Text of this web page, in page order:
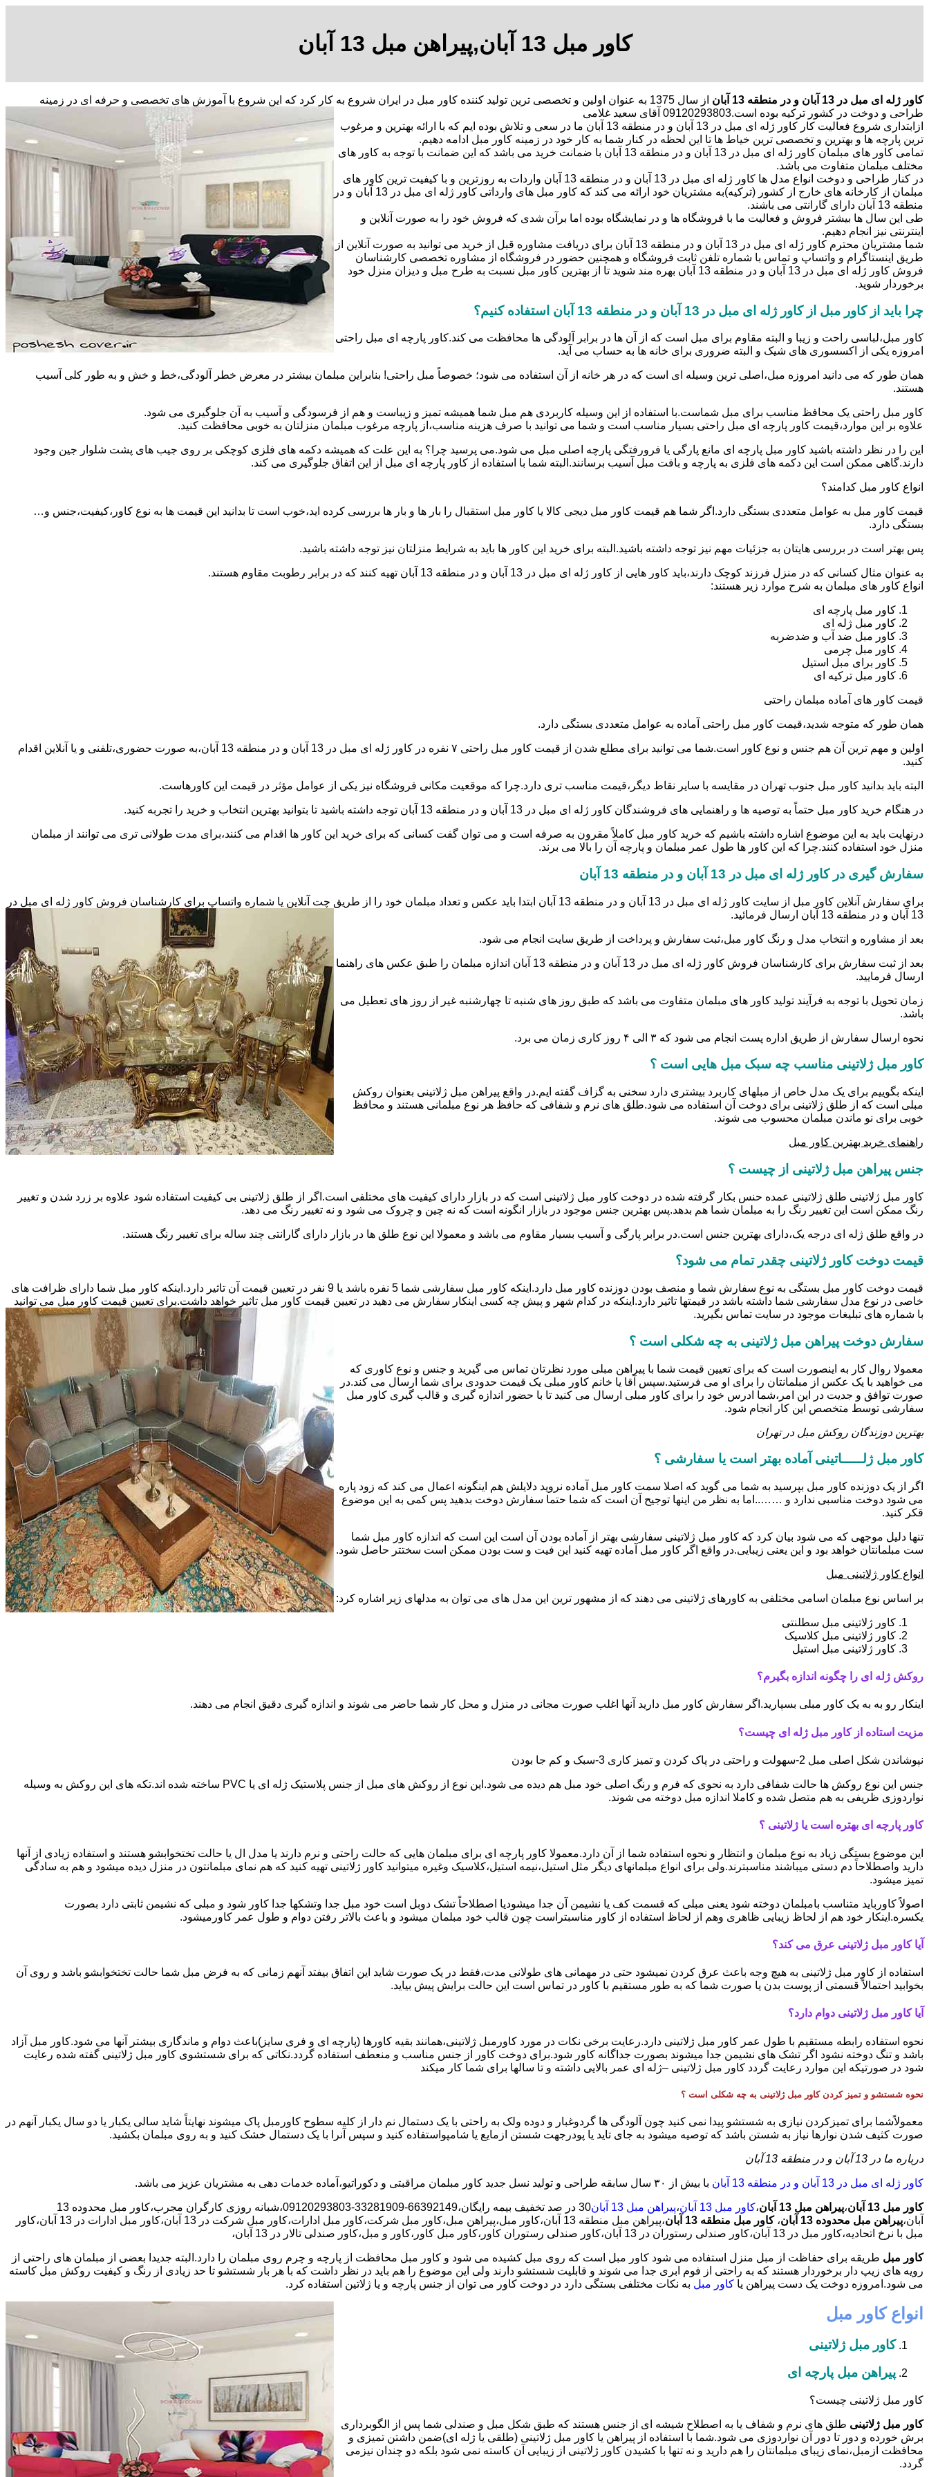
کاور مبل 13 آبان,پیراهن مبل 13 آبان
کاور ژله ای مبل در 13 آبان و در منطقه 13 آبان
از سال 1375 به عنوان اولین و تخصصی ترین تولید کننده کاور مبل در ایران شروع به کار کرد که این شروع با آموزش های تخصصی و حرفه ای در زمینه
طراحی و دوخت در کشور ترکیه بوده است.09120293803 آقای سعید غلامی
ازابتداری شروع فعالیت کار کاور ژله ای مبل در 13 آبان و در منطقه 13 آبان ما در سعی و تلاش بوده ایم که با ارائه بهترین و مرغوب
ترین پارچه ها و بهترین و تخصصی ترین خیاط ها تا این لحظه در کنار شما به کار خود در زمینه کاور مبل ادامه دهیم.
تمامی کاور های مبلمان کاور ژله ای مبل در 13 آبان و در منطقه 13 آبان با ضمانت خرید می باشد که این ضمانت با توجه به کاور های
مختلف مبلمان متفاوت می باشد.
در کنار طراحی و دوخت انواع مدل ها کاور ژله ای مبل در 13 آبان و در منطقه 13 آبان واردات به روزترین و با کیفیت ترین کاور های
مبلمان از کارخانه های خارج از کشور (ترکیه)به مشتریان خود ارائه می کند که کاور مبل های وارداتی کاور ژله ای مبل در 13 آبان و در
منطقه 13 آبان دارای گارانتی می باشند.
طی این سال ها بیشتر فروش و فعالیت ما با فروشگاه ها و در نمایشگاه بوده اما برآن شدی که فروش خود را به صورت آنلاین و
اینترنتی نیز انجام دهیم.
شما مشتریان محترم کاور ژله ای مبل در 13 آبان و در منطقه 13 آبان برای دریافت مشاوره قبل از خرید می توانید به صورت آنلاین از
طریق اینستاگرام و واتساپ و تماس با شماره تلفن ثابت فروشگاه و همچنین حضور در فروشگاه از مشاوره تخصصی کارشناسان
فروش کاور ژله ای مبل در 13 آبان و در منطقه 13 آبان بهره مند شوید تا از بهترین کاور مبل نسبت به طرح مبل و دیزان منزل خود
برخوردار شوید.
چرا باید از کاور مبل از کاور ژله ای مبل در 13 آبان و در منطقه 13 آبان استفاده کنیم؟
کاور مبل،لباسی راحت و زیبا و البته مقاوم برای مبل است که از آن ها در برابر آلودگی ها محافظت می کند.کاور پارچه ای مبل راحتی
امروزه یکی از اکسسوری های شیک و البته ضروری برای خانه ها به حساب می آید.
همان طور که می دانید امروزه مبل،اصلی ترین وسیله ای است که در هر خانه از آن استفاده می شود؛ خصوصاً مبل راحتی! بنابراین مبلمان بیشتر در معرض خطر آلودگی،خط و خش و به طور کلی آسیب
هستند.
کاور مبل راحتی یک محافظ مناسب برای مبل شماست.با استفاده از این وسیله کاربردی هم مبل شما همیشه تمیز و زیباست و هم از فرسودگی و آسیب به آن جلوگیری می شود.
علاوه بر این موارد،قیمت کاور پارچه ای مبل راحتی بسیار مناسب است و شما می توانید با صرف هزینه مناسب،از پارچه مرغوب مبلمان منزلتان به خوبی محافظت کنید.
این را در نظر داشته باشید کاور مبل پارچه ای مانع پارگی یا فرورفتگی پارچه اصلی مبل می شود.می پرسید چرا؟ به این علت که همیشه دکمه های فلزی کوچکی بر روی جیب های پشت شلوار جین وجود
دارند.گاهی ممکن است این دکمه های فلزی به پارچه و بافت مبل آسیب برسانند.البته شما با استفاده از کاور پارچه ای مبل از این اتفاق جلوگیری می کند.
انواع کاور مبل کدامند؟
قیمت کاور مبل به عوامل متعددی بستگی دارد.اگر شما هم قیمت کاور مبل دیجی کالا یا کاور مبل استقبال را بار ها و بار ها بررسی کرده اید،خوب است تا بدانید این قیمت ها به نوع کاور،کیفیت،جنس و…
بستگی دارد.
پس بهتر است در بررسی هایتان به جزئیات مهم نیز توجه داشته باشید.البته برای خرید این کاور ها باید به شرایط منزلتان نیز توجه داشته باشید.
به عنوان مثال کسانی که در منزل فرزند کوچک دارند،باید کاور هایی از کاور ژله ای مبل در 13 آبان و در منطقه 13 آبان تهیه کنند که در برابر رطوبت مقاوم هستند.
انواع کاور های مبلمان به شرح موارد زیر هستند:
کاور مبل پارچه ای
کاور مبل ژله ای
کاور مبل ضد آب و ضدضربه
کاور مبل چرمی
کاور برای مبل استیل
کاور مبل ترکیه ای
قیمت کاور های آماده مبلمان راحتی
همان طور که متوجه شدید،قیمت کاور مبل راحتی آماده به عوامل متعددی بستگی دارد.
اولین و مهم ترین آن هم جنس و نوع کاور است.شما می توانید برای مطلع شدن از قیمت کاور مبل راحتی ۷ نفره در کاور ژله ای مبل در 13 آبان و در منطقه 13 آبان،به صورت حضوری،تلفنی و یا آنلاین اقدام
کنید.
البته باید بدانید کاور مبل جنوب تهران در مقایسه با سایر نقاط دیگر،قیمت مناسب تری دارد.چرا که موقعیت مکانی فروشگاه نیز یکی از عوامل مؤثر در قیمت این کاورهاست.
در هنگام خرید کاور مبل حتماً به توصیه ها و راهنمایی های فروشندگان کاور ژله ای مبل در 13 آبان و در منطقه 13 آبان توجه داشته باشید تا بتوانید بهترین انتخاب و خرید را تجربه کنید.
درنهایت باید به این موضوع اشاره داشته باشیم که خرید کاور مبل کاملاً مقرون به صرفه است و می توان گفت کسانی که برای خرید این کاور ها اقدام می کنند،برای مدت طولانی تری می توانند از مبلمان
منزل خود استفاده کنند.چرا که این کاور ها طول عمر مبلمان و پارچه آن را بالا می برند.
سفارش گیری در کاور ژله ای مبل در 13 آبان و در منطقه 13 آبان
برای سفارش آنلاین کاور مبل از سایت کاور ژله ای مبل در 13 آبان و در منطقه 13 آبان ابتدا باید عکس و تعداد مبلمان خود را از طریق چت آنلاین یا شماره واتساپ برای کارشناسان فروش کاور ژله ای مبل در
13 آبان و در منطقه 13 آبان ارسال فرمائید.
بعد از مشاوره و انتخاب مدل و رنگ کاور مبل،ثبت سفارش و پرداخت از طریق سایت انجام می شود.
بعد از ثبت سفارش برای کارشناسان فروش کاور ژله ای مبل در 13 آبان و در منطقه 13 آبان اندازه مبلمان را طبق عکس های راهنما
ارسال فرمایید.
زمان تحویل با توجه به فرآیند تولید کاور های مبلمان متفاوت می باشد که طبق روز های شنبه تا چهارشنبه غیر از روز های تعطیل می
باشد.
نحوه ارسال سفارش از طریق اداره پست انجام می شود که ۳ الی ۴ روز کاری زمان می برد.
کاور مبل ژلاتینی مناسب چه سبک مبل هایی است ؟
اینکه بگوییم برای یک مدل خاص از مبلهای کاربرد بیشتری دارد سخنی به گزاف گفته ایم.در واقع پیراهن مبل ژلاتینی بعنوان روکش
مبلی است که از طلق ژلاتینی برای دوخت آن استفاده می شود.طلق های نرم و شفافی که حافظ هر نوع مبلمانی هستند و محافظ
خوبی برای نو ماندن مبلمان محسوب می شوند.
راهنمای خرید بهترین کاور مبل
جنس پیراهن مبل ژلاتینی از چیست ؟
کاور مبل ژلاتینی طلق ژلاتینی عمده حنس بکار گرفته شده در دوخت کاور مبل ژلاتینی است که در بازار دارای کیفیت های مختلفی است.اگر از طلق ژلاتینی بی کیفیت استفاده شود علاوه بر زرد شدن و تغییر
رنگ ممکن است این تغییر رنگ را به مبلمان شما هم بدهد.پس بهترین جنس موجود در بازار انگونه است که نه چین و چروک می شود و نه تغییر رنگ می دهد.
در واقع طلق ژله ای درجه یک،دارای بهترین جنس است.در برابر پارگی و آسیب بسیار مقاوم می باشد و معمولا این نوع طلق ها در بازار دارای گارانتی چند ساله برای تغییر رنگ هستند.
قیمت دوخت کاور ژلاتینی چقدر تمام می شود؟
قیمت دوخت کاور مبل بستگی به نوع سفارش شما و منصف بودن دوزنده کاور مبل دارد.اینکه کاور مبل سفارشی شما 5 نفره باشد یا 9 نفر در تعیین قیمت آن تاثیر دارد.اینکه کاور مبل شما دارای ظرافت های
خاصی در نوع مدل سفارشی شما داشته باشد در قیمتها تاثیر دارد.اینکه در کدام شهر و پیش چه کسی اینکار سفارش می دهید در تعیین قیمت کاور مبل تاثیر خواهد داشت.برای تعیین قیمت کاور مبل می توانید
با شماره های تبلیغات موجود در سایت تماس بگیرید.
سفارش دوخت پیراهن مبل ژلاتینی به چه شکلی است ؟
معمولا روال کار به اینصورت است که برای تعیین قیمت شما با پیراهن مبلی مورد نظرتان تماس می گیرید و جنس و نوع کاوری که
می خواهید با یک عکس از مبلمانتان را برای او می فرستید.سپس آقا یا خانم کاور مبلی یک قیمت حدودی برای شما ارسال می کند.در
صورت توافق و جدیت در این امر،شما ادرس خود را برای کاور مبلی ارسال می کنید تا با حضور اندازه گیری و قالب گیری کاور مبل
سفارشی توسط متخصص این کار انجام شود.
بهترین دوزندگان روکش مبل در تهران
کاور مبل ژلـــــاتینی آماده بهتر است یا سفارشی ؟
اگر از یک دوزنده کاور مبل بپرسید به شما می گوید که اصلا سمت کاور مبل آماده نروید دلایلش هم اینگونه اعمال می کند که زود پاره
می شود دوخت مناسبی ندارد و ……..اما به نظر من اینها توجیح آن است که شما حتما سفارش دوخت بدهید پس کمی به این موضوع
قکر کنید.
تنها دلیل موجهی که می شود بیان کرد که کاور مبل ژلاتینی سفارشی بهتر از آماده بودن آن است این است که اندازه کاور مبل شما
ست مبلمانتان خواهد بود و این یعنی زیبایی.در واقع اگر کاور مبل آماده تهیه کنید این فیت و ست بودن ممکن است سختتر حاصل شود.
انواع کاور ژلاتینی مبل
بر اساس نوع مبلمان اسامی مختلفی به کاورهای ژلاتینی می دهند که از مشهور ترین این مدل های می توان به مدلهای زیر اشاره کرد:
کاور ژلاتینی مبل سطلنتی
کاور ژلاتینی مبل کلاسیک
کاور ژلاتینی مبل استیل
روکش ژله ای را چگونه اندازه بگیرم؟
اینکار رو به به یک کاور مبلی بسپارید.اگر سفارش کاور مبل دارید آنها اغلب صورت مجانی در منزل و محل کار شما حاضر می شوند و اندازه گیری دقیق انجام می دهند.
مزیت استاده از کاور مبل ژله ای چیست؟
نپوشاندن شکل اصلی مبل 2-سهولت و راحتی در پاک کردن و تمیز کاری 3-سبک و کم جا بودن
جنس این نوع روکش ها حالت شفافی دارد به نحوی که فرم و رنگ اصلی خود مبل هم دیده می شود.این نوع از روکش های مبل از جنس پلاستیک ژله ای یا PVC ساخته شده اند.تکه های این روکش به وسیله
نواردوزی ظریفی به هم متصل شده و کاملا اندازه مبل دوخته می شوند.
کاور پارچه ای بهتره است یا ژلاتینی ؟
این موضوع بستگی زیاد به نوع مبلمان و انتظار و نحوه استفاده شما از آن دارد.معمولا کاور پارچه ای برای مبلمان هایی که حالت راحتی و نرم دارند یا مدل ال یا حالت تختخوابشو هستند و استفاده زیادی از آنها
دارید واصطلاحاً دم دستی میباشند مناسبترند.ولی برای انواع مبلمانهای دیگر مثل استیل،نیمه استیل،کلاسیک وغیره میتوانید کاور ژلاتینی تهیه کنید که هم نمای مبلمانتون در منزل دیده میشود و هم به سادگی
تمیز میشود.
اصولاً کاورباید متناسب بامبلمان دوخته شود یعنی مبلی که قسمت کف یا نشیمن آن جدا میشودیا اصطلاحاً تشک دوبل است خود مبل جدا وتشکها جدا کاور شود و مبلی که نشیمن ثابتی دارد بصورت
یکسره.اینکار خود هم از لحاظ زیبایی ظاهری وهم از لحاظ استفاده از کاور مناسبتراست چون قالب خود مبلمان میشود و باعث بالاتر رفتن دوام و طول عمر کاورمیشود.
آیا کاور مبل ژلاتینی عرق می کند؟
استفاده از کاور مبل ژلاتینی به هیچ وجه باعث عرق کردن نمیشود حتی در مهمانی های طولانی مدت،فقط در یک صورت شاید این اتفاق بیفتد آنهم زمانی که به فرض مبل شما حالت تختخوابشو باشد و روی آن
بخوابید احتمالاً قسمتی از پوست بدن یا صورت شما که به طور مستقیم با کاور در تماس است این حالت برایش پیش بیاید.
آیا کاور مبل ژلاتینی دوام دارد؟
نحوه استفاده رابطه مستقیم با طول عمر کاور مبل ژلاتینی دارد.رعایت برخی نکات در مورد کاورمبل ژلاتینی،همانند بقیه کاورها (پارچه ای و فری سایز)باعث دوام و ماندگاری بیشتر آنها می شود.کاور مبل آزاد
باشد و تنگ دوخته نشود اگر تشک های نشیمن جدا میشوند بصورت جداگانه کاور شود.برای دوخت کاور از جنس مناسب و منعطف استفاده گردد.نکاتی که برای شستشوی کاور مبل ژلاتینی گفته شده رعایت
شود در صورتیکه این موارد رعایت گردد کاور مبل ژلاتینی –ژله ای عمر بالایی داشته و تا سالها برای شما کار میکند
نحوه شستشو و تمیز کردن کاور مبل ژلاتینی به چه شکلی است ؟
معمولاًشما برای تمیزکردن نیازی به شستشو پیدا نمی کنید چون آلودگی ها گردوغبار و دوده ولک به راحتی با یک دستمال نم دار از کلیه سطوح کاورمبل پاک میشوند نهایتاً شاید سالی یکبار یا دو سال یکبار آنهم در
صورت کثیف شدن نوارها نیاز به شستن باشد که توصیه میشود به جای تاید یا پودرجهت شستن ازمایع یا شامپواستفاده کنید و سپس آنرا با یک دستمال خشک کنید و به روی مبلمان بکشید.
درباره ما در 13 آبان و در منطقه 13 آبان
کاور ژله ای مبل در 13 آبان و در منطقه 13 آبان با بیش از ٣٠ سال سابقه طراحی و تولید نسل جدید کاور مبلمان مراقبتی و دکوراتیو،آماده خدمات دهی به مشتریان عزیز می باشد.
کاور مبل 13 آبان ،پیراهن مبل 13 آبان ،کاور مبل 13 آبان ،پیراهن مبل 13 آبان
30 در صد تخفیف بیمه رایگان،66392149-33281909-09120293803،شبانه روزی کارگران مجرب،کاور مبل محدوده 13
آبان،پیراهن مبل محدوده 13 آبان ، کاور مبل منطقه 13 آبان
،پیراهن مبل منطقه 13 آبان،کاور مبل،پیراهن مبل،کاور مبل شرکت،کاور مبل ادارات،کاور مبل شرکت در 13 آبان،کاور مبل ادارات در 13 آبان،کاور
مبل با نرخ اتحادیه،کاور مبل در 13 آبان،کاور صندلی رستوران در 13 آبان،کاور صندلی رستوران کاور،کاور مبل کاور،کاور و مبل،کاور صندلی تالار در 13 آبان،
کاور مبل طریقه برای حفاظت از مبل منزل استفاده می شود کاور مبل است که روی مبل کشیده می شود و کاور مبل محافظت از پارچه و چرم روی مبلمان را دارد.البته جدیدا بعضی از مبلمان های راحتی از
رویه های زیپ دار برخوردار هستند که به راحتی از فوم ابری جدا می شوند و قابلیت شستشو دارند ولی این موضوع را هم باید در نظر داشت که با هر بار شستشو تا حد زیادی از رنگ و کیفیت روکش مبل کاسته
می شود.امروزه دوخت یک دست پیراهن یا کاور مبل به نکات مختلفی بستگی دارد در دوخت کاور می توان از جنس پارچه و یا ژلاتین استفاده کرد.
انواع کاور مبل
کاور مبل ژلاتینی
پیراهن مبل پارچه ای
کاور مبل ژلاتینی چیست؟
کاور مبل ژلاتینی طلق های نرم و شفاف یا به اصطلاح شیشه ای از جنس هستند که طبق شکل مبل و صندلی شما پس از الگوبرداری
برش خورده و دور تا دور آن نواردوزی می شود.شما با استفاده از پیراهن یا کاور مبل ژلاتینی (طلقی یا ژله ای)ضمن داشتن تمیزی و
محافظت ازمبل،نمای زیبای مبلمانتان را هم دارید و نه تنها با کشیدن کاور ژلاتینی از زیبایی آن کاسته نمی شود بلکه دو چندان نیزمی
گردد.